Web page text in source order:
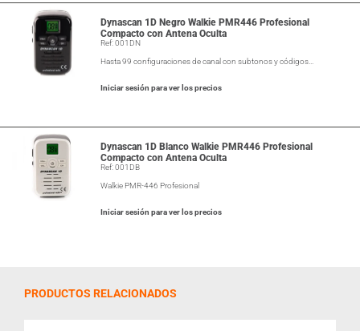
Dynascan 1D Negro Walkie PMR446 Profesional
Compacto con Antena Oculta
Ref: 001DN
Hasta 99 configuraciones de canal con subtonos y códigos…
Iniciar sesión para ver los precios
Dynascan 1D Blanco Walkie PMR446 Profesional
Compacto con Antena Oculta
Ref: 001DB
Walkie PMR-446 Profesional
Iniciar sesión para ver los precios
PRODUCTOS RELACIONADOS